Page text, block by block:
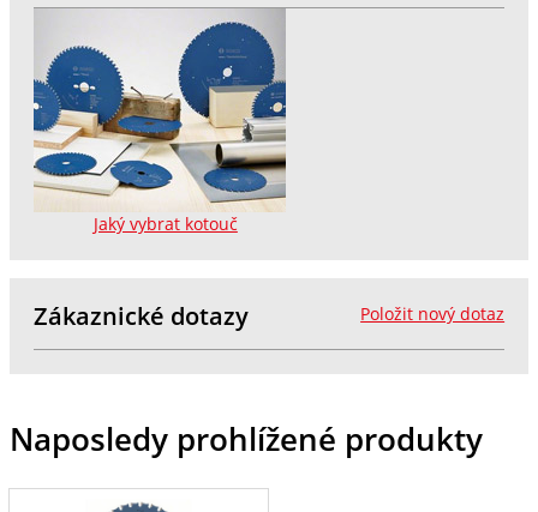
Jaký vybrat kotouč
Položit nový dotaz
Zákaznické dotazy
Naposledy prohlížené produkty